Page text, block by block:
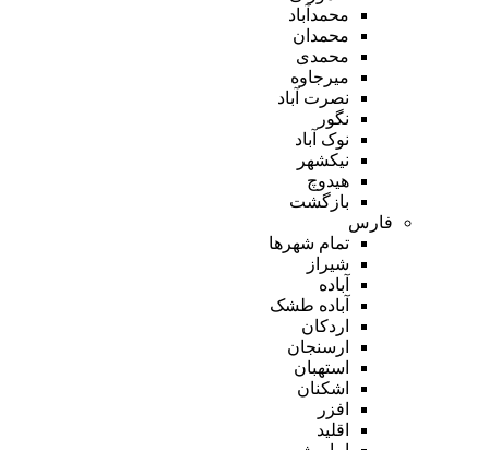
محمدآباد
محمدان
محمدی
میرجاوه
نصرت آباد
نگور
نوک آباد
نیکشهر
هیدوچ
بازگشت
فارس
تمام شهر‌ها
شیراز
آباده
آباده طشک
اردکان
ارسنجان
استهبان
اشکنان
افزر
اقلید